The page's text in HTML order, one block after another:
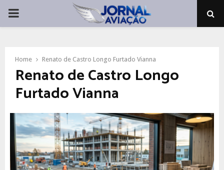
PRIMARY
Home Renato de Castro Longo Furtado Vianna
Renato de Castro Longo
Furtado Vianna